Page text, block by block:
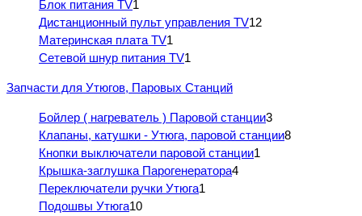
Блок питания TV1
Дистанционный пульт управления TV12
Материнская плата TV1
Сетевой шнур питания TV1
Запчасти для Утюгов, Паровых Станций
Бойлер ( нагреватель ) Паровой станции3
Клапаны, катушки - Утюга, паровой станции8
Кнопки выключатели паровой станции1
Крышка-заглушка Парогенератора4
Переключатели ручки Утюга1
Подошвы Утюга10